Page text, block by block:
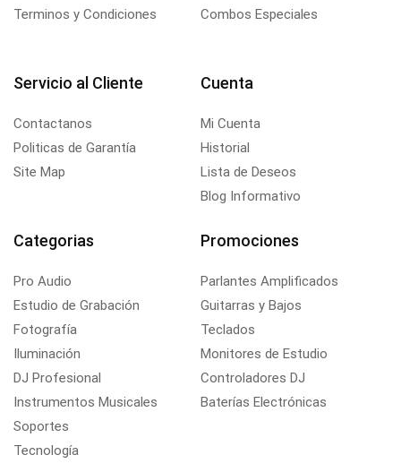
Terminos y Condiciones
Combos Especiales
Servicio al Cliente
Contactanos
Politicas de Garantía
Site Map
Cuenta
Mi Cuenta
Historial
Lista de Deseos
Blog Informativo
Categorias
Pro Audio
Estudio de Grabación
Fotografía
Iluminación
DJ Profesional
Instrumentos Musicales
Soportes
Tecnología
Promociones
Parlantes Amplificados
Guitarras y Bajos
Teclados
Monitores de Estudio
Controladores DJ
Baterías Electrónicas